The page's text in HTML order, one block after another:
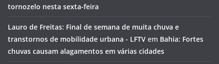
tornozelo nesta sexta-feira
Lauro de Freitas: Final de semana de muita chuva e
transtornos de mobilidade urbana - LFTV em Bahia: Fortes
chuvas causam alagamentos em várias cidades